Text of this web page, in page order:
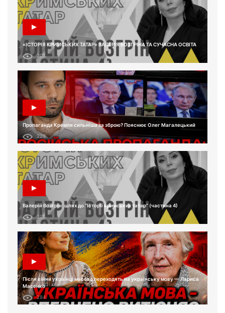
«ІСТОРІЯ КРИМСЬКИХ ТАТАР» ВАЛЕРІЯ ВОЗГРІНА ТА СУЧАСНА ОСВІТА
207
Пропаганда Кремля сильніша за зброю? Пояснює Олег Магалецький
229
Валерій Возгрін: шлях до “Історії кримських татар” (частина 4)
217
Після війни українці масово переходять на українську мову — Лариса
Масенко
284